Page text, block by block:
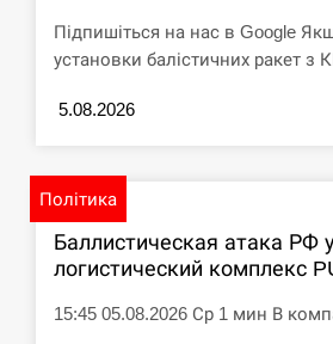
Підпишіться на нас в Google
установки балістичних ракет з
5.08.2026
Політика
Баллистическая атака РФ
логистический комплекс
15:45 05.08.2026 Ср 1 мин В